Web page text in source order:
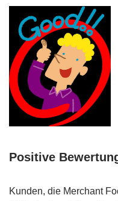
Positive
Kunden, die Merchant